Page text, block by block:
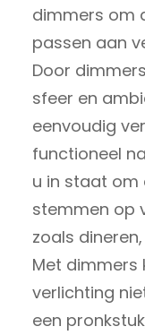
dimmers om
passen aan
Door
sfeer en
eenvoudig
functioneel
u in staat om
stemmen op
zoals
Met dimmers
verlichting
een